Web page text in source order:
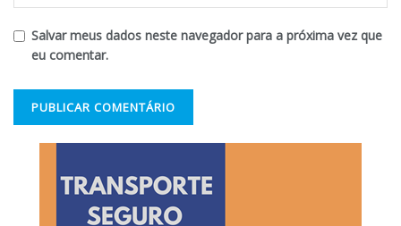
Salvar meus dados neste navegador para a próxima vez que
eu comentar.